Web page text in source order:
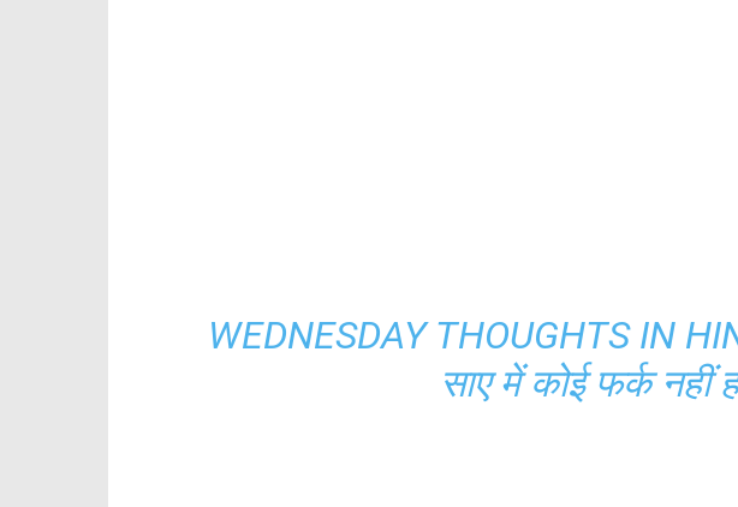
WEDNESDAY THOUGHTS IN
साए में कोई फर्क नहीं